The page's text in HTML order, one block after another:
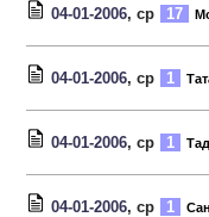
04-01-2006, ср 17
04-01-2006, ср 1
04-01-2006, ср 1
04-01-2006, ср 1